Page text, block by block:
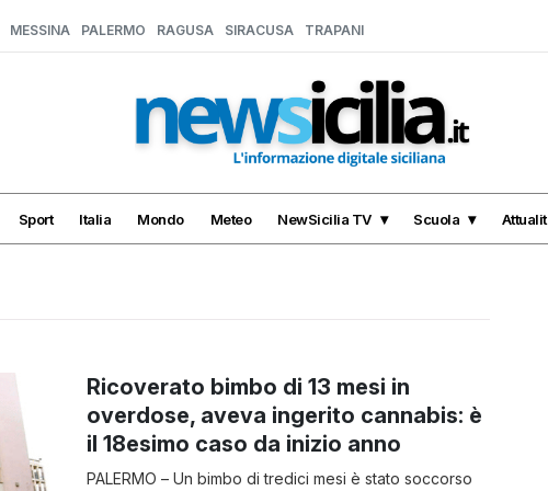
MESSINA PALERMO RAGUSA SIRACUSA TRAPANI
Sport Italia Mondo Meteo NewSicilia TV Scuola
Ricoverato bimbo di 13 mesi in
overdose, aveva ingerito cannabis: è
il 18esimo caso da inizio anno
PALERMO – Un bimbo di tredici mesi è stato soccorso